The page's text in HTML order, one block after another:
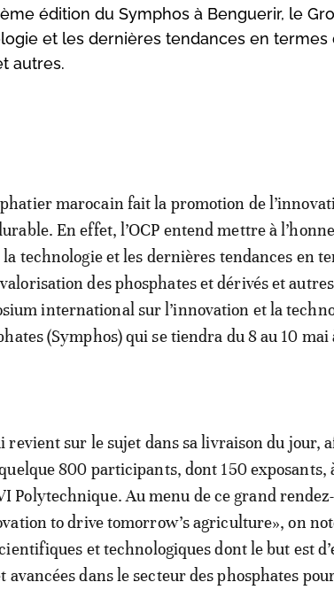
édition du Symphos à Benguerir, le
et les dernières tendances en termes
autres.
marocain fait la promotion de
En effet, l’OCP entend mettre à
technologie et les dernières tendances en
des phosphates et dérivés et
international sur l’innovation et la
(Symphos) qui se tiendra du 8 au 10 mai
revient sur le sujet dans sa livraison du jour,
800 participants, dont 150 exposants,
Polytechnique. Au menu de ce grand
to drive tomorrow’s agriculture», on
et technologiques dont le but est
dans le secteur des phosphates